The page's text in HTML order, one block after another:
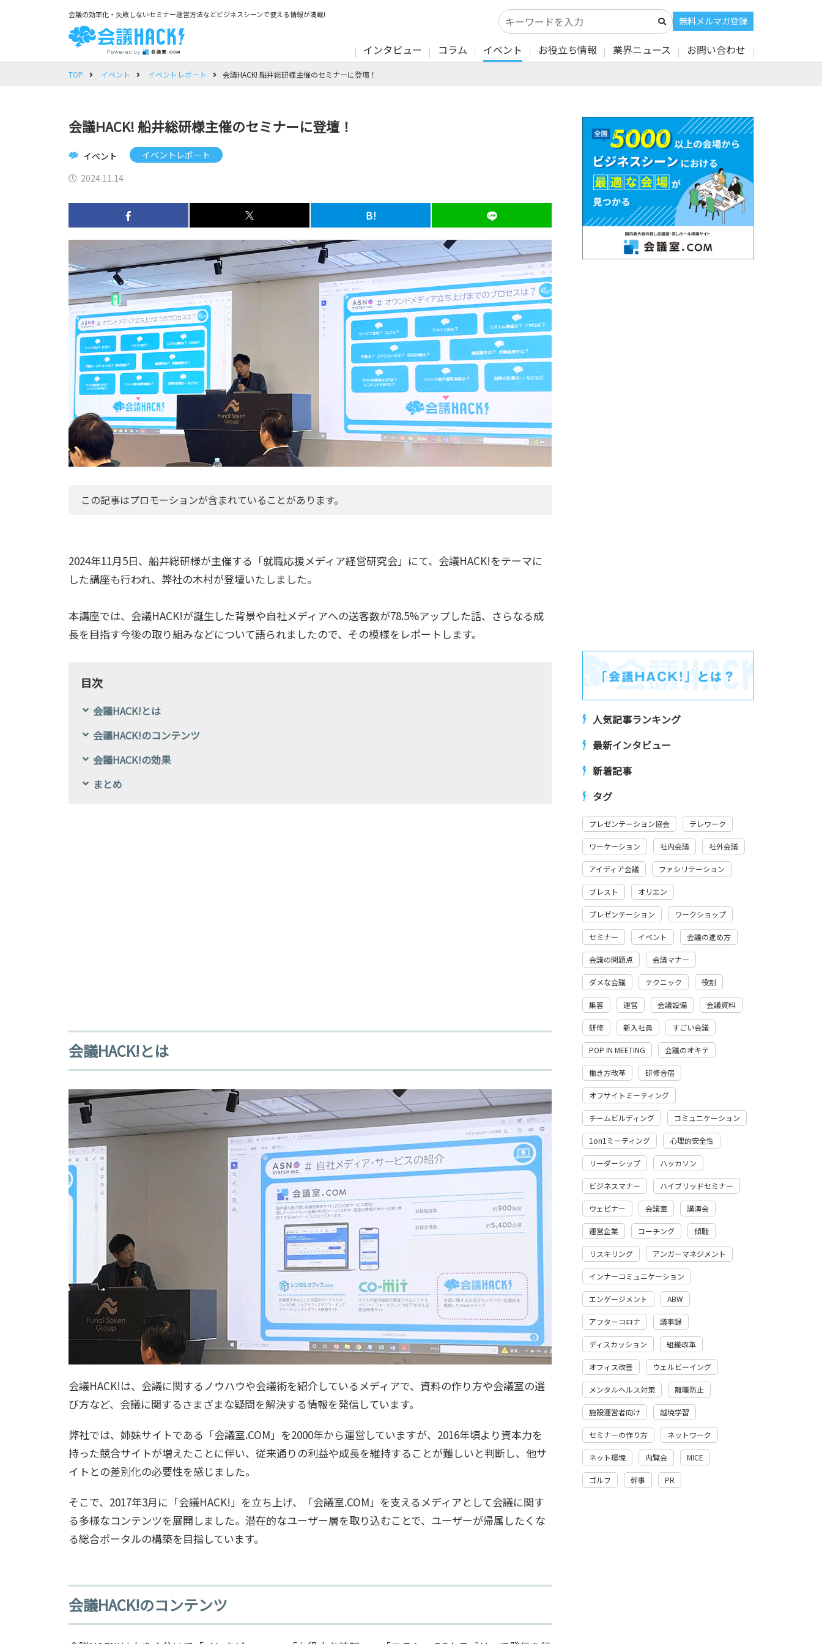
会議の効率化・失敗しないセミナー運営方法などビジネスシーンで使える情報が満載!
インタビュー コラム イベント お役立ち情報 業界ニュース お問い合わせ
無料メルマガ登録
TOP イベント イベントレポート 会議HACK! 船井総研様主催のセミナーに登壇！
会議HACK! 船井総研様主催のセミナーに登壇！
イベント
イベントレポート
2024.11.14
B!
この記事はプロモーションが含まれていることがあります。
2024年11月5日、船井総研様が主催する「就職応援メディア経営研究会」にて、会議HACK!をテーマに
した講座も行われ、弊社の木村が登壇いたしました。
本講座では、会議HACK!が誕生した背景や自社メディアへの送客数が78.5%アップした話、さらなる成
長を目指す今後の取り組みなどについて語られましたので、その模様をレポートします。
目次
会議HACK!とは
会議HACK!のコンテンツ
会議HACK!の効果
まとめ
会議HACK!とは
会議HACK!は、会議に関するノウハウや会議術を紹介しているメディアで、資料の作り方や会議室の選
び方など、会議に関するさまざまな疑問を解決する情報を発信しています。
弊社では、姉妹サイトである「会議室.COM」を2000年から運営していますが、2016年頃より資本力を
持った競合サイトが増えたことに伴い、従来通りの利益や成長を維持することが難しいと判断し、他サ
イトとの差別化の必要性を感じました。
そこで、2017年3月に「会議HACK!」を立ち上げ、「会議室.COM」を支えるメディアとして会議に関す
る多様なコンテンツを展開しました。潜在的なユーザー層を取り込むことで、ユーザーが帰属したくな
る総合ポータルの構築を目指しています。
会議HACK!のコンテンツ
人気記事ランキング
最新インタビュー
新着記事
タグ
プレゼンテーション協会 テレワーク
ワーケーション 社内会議 社外会議
アイディア会議 ファシリテーション
ブレスト オリエン
プレゼンテーション ワークショップ
セミナー イベント 会議の進め方
会議の問題点 会議マナー
ダメな会議 テクニック 役割
集客 運営 会議設備 会議資料
研修 新入社員 すごい会議
POP IN MEETING 会議のオキテ
働き方改革 研修合宿
オフサイトミーティング
チームビルディング コミュニケーション
1on1ミーティング 心理的安全性
リーダーシップ ハッカソン
ビジネスマナー ハイブリッドセミナー
ウェビナー 会議室 講演会
運営企業 コーチング 傾聴
リスキリング アンガーマネジメント
インナーコミュニケーション
エンゲージメント ABW
アフターコロナ 議事録
ディスカッション 組織改革
オフィス改善 ウェルビーイング
メンタルヘルス対策 離職防止
施設運営者向け 越境学習
セミナーの作り方 ネットワーク
ネット環境 内覧会 MICE
ゴルフ 幹事 PR